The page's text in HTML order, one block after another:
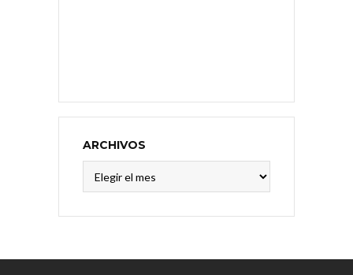
ARCHIVOS